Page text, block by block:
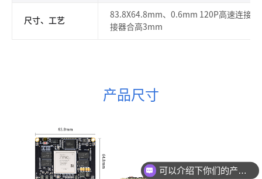
尺寸、工艺
83.8X64.8mm、0.6mm 120P高速连接
接器合高3mm
产品尺寸
可以介绍下你们的产品么